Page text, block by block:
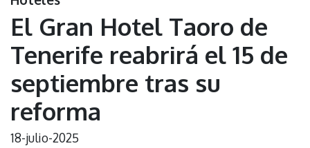
El Gran Hotel Taoro de
Tenerife reabrirá el 15 de
septiembre tras su
reforma
18-julio-2025